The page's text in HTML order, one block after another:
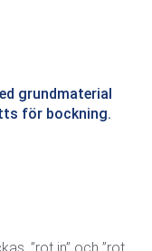
grundmaterial
för bockning.